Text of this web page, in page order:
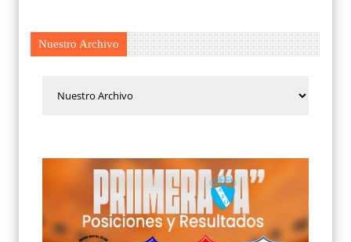
Nuestro Archivo